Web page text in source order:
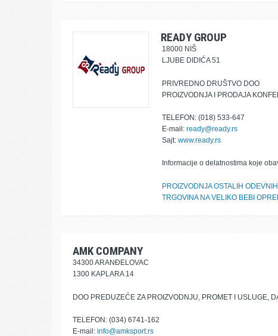
READY GROUP
18000 NIŠ
LJUBE DIDIĆA 51
PRIVREDNO DRUŠTVO DOO
PROIZVODNJA I PRODAJA
TELEFON: (018) 533-647
E-mail: ready@ready.rs
Sajt: www.ready.rs
Informacije o delatnostima koje
PROIZVODNJA OSTALIH
TRGOVINA NA VELIKO BEBI
AMK COMPANY
34300 ARANĐELOVAC
1300 KAPLARA 14
DOO PREDUZEĆE ZA PROIZVODNJU, PROMET I USLUGE,
TELEFON: (034) 6741-162
E-mail: info@amksport.rs